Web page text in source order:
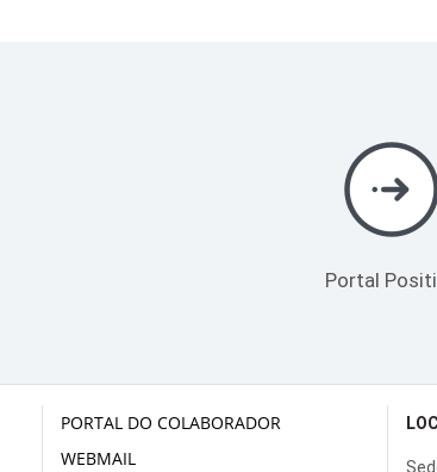
Portal
PORTAL DO COLABORADOR
WEBMAIL